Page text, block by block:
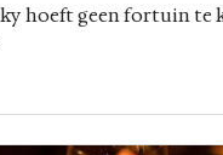
hoeft geen fortuin te